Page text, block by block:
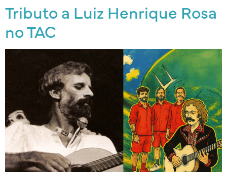
Tributo a Luiz Henrique Rosa
no TAC